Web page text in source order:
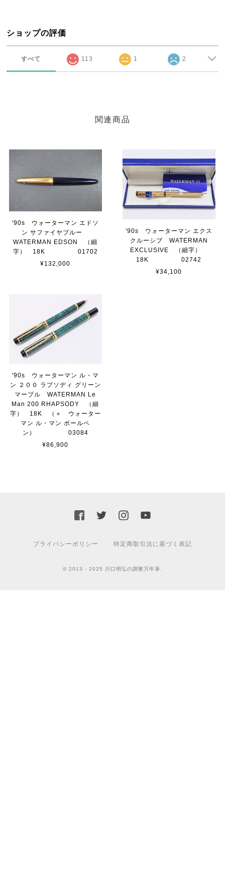
ショップの評価
すべて 113 1 2
関連商品
'90s ウォーターマン エドソ
ン サファイヤブルー
WATERMAN EDSON （細
字） 18K 01702
¥132,000
'90s ウォーターマン エクス
クルーシブ WATERMAN
EXCLUSIVE （細字）
18K 02742
¥34,100
'90s ウォーターマン ル・マ
ン ２００ ラプソディ グリーン
マーブル WATERMAN Le
Man 200 RHAPSODY （細
字） 18K （＋ ウォーター
マン ル・マン ボールペ
ン） 03084
¥86,900
プライバシーポリシー 特定商取引法に基づく表記
© 2013 - 2025 川口明弘の調整万年筆.